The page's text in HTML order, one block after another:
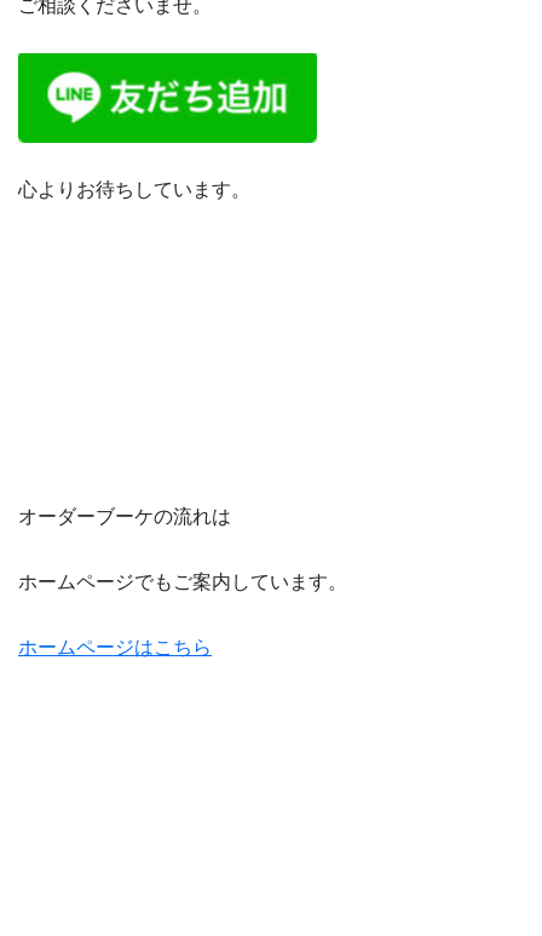
ご相談くださいませ。
心よりお待ちしています。
オーダーブーケの流れは
ホームページでもご案内しています。
ホームページはこちら